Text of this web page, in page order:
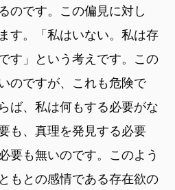
のです。この偏見に対し
す。「私はいない。私は存
す」という考えです。この
のですが、これも危険で
ば、私は何もする必要がな
も、真理を発見する必要
要も無いのです。このよう
もとの感情である存在欲の